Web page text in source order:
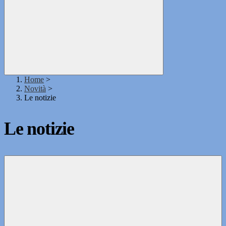
Home >
Novità >
Le notizie
Le notizie